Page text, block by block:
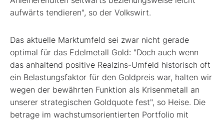
aufwärts tendieren", so der Volkswirt.
Das aktuelle Marktumfeld sei zwar nicht gerade
optimal für das Edelmetall Gold: "Doch auch wenn
das anhaltend positive Realzins-Umfeld historisch oft
ein Belastungsfaktor für den Goldpreis war, halten wir
wegen der bewährten Funktion als Krisenmetall an
unserer strategischen Goldquote fest", so Heise. Die
betrage im wachstumsorientierten Portfolio mit